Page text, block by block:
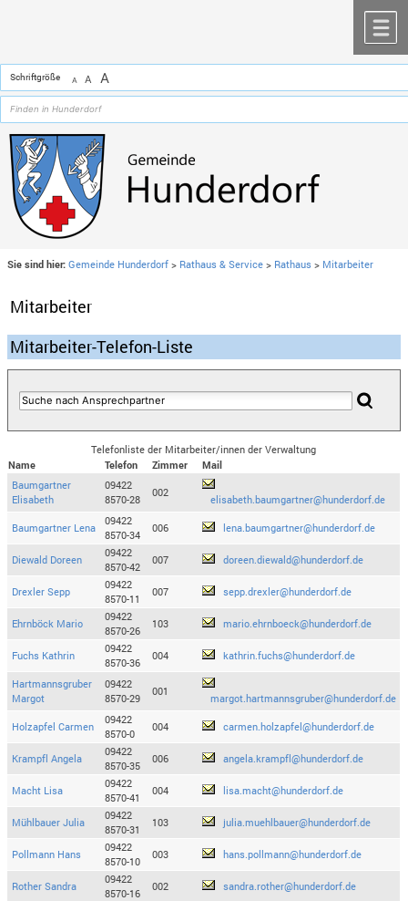
Schriftgröße A A A
Sie sind hier: Gemeinde Hunderdorf > Rathaus & Service > Rathaus > Mitarbeiter
Mitarbeiter
Mitarbeiter-Telefon-Liste
Telefonliste der Mitarbeiter/innen der Verwaltung
Name
Telefon Zimmer
Mail
Baumgartner
Elisabeth
09422
8570-28
002
elisabeth.baumgartner@hunderdorf.de
Baumgartner Lena
09422
8570-34
006 lena.baumgartner@hunderdorf.de
Diewald Doreen
09422
8570-42
007 doreen.diewald@hunderdorf.de
Drexler Sepp
09422
8570-11
007 sepp.drexler@hunderdorf.de
Ehrnböck Mario
09422
8570-26
103 mario.ehrnboeck@hunderdorf.de
Fuchs Kathrin
09422
8570-36
004 kathrin.fuchs@hunderdorf.de
Hartmannsgruber
Margot
09422
8570-29
001
margot.hartmannsgruber@hunderdorf.de
Holzapfel Carmen
09422
8570-0
004 carmen.holzapfel@hunderdorf.de
Krampfl Angela
09422
8570-35
006 angela.krampfl@hunderdorf.de
Macht Lisa
09422
8570-41
004 lisa.macht@hunderdorf.de
Mühlbauer Julia
09422
8570-31
103 julia.muehlbauer@hunderdorf.de
Pollmann Hans
09422
8570-10
003 hans.pollmann@hunderdorf.de
Rother Sandra
09422
8570-16
002 sandra.rother@hunderdorf.de